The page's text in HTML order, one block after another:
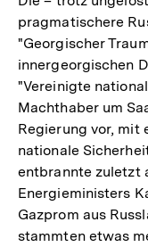
pragmatischere
"Georgischer
innergeorgischen
"Vereinigte
Machthaber um
Regierung vor, mit
nationale
entbrannte zuletzt
Energieministers
Gazprom aus
stammten etwas